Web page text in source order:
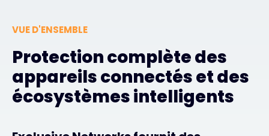
VUE D'ENSEMBLE
Protection complète des
appareils connectés et des
écosystèmes intelligents